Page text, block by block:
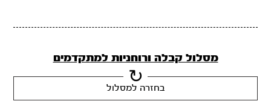
מסלול קבלה ורוחניות למתקדמים
בחזרה למסלול